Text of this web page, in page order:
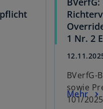
1 Nr. 2
BVerfG-
sowie
101/2025
Mehr